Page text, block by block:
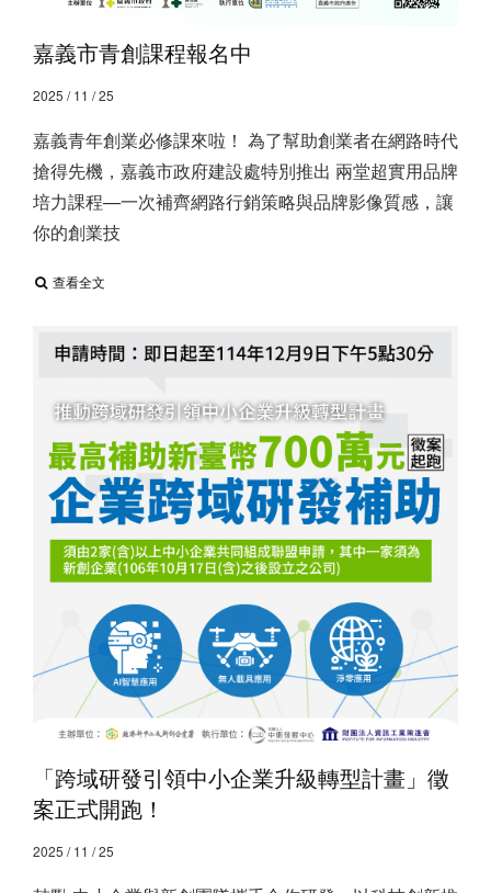
嘉義市青創課程報名中
2025 / 11 / 25
嘉義青年創業必修課來啦！ 為了幫助創業者在網路時代
搶得先機，嘉義市政府建設處特別推出 兩堂超實用品牌
培力課程—一次補齊網路行銷策略與品牌影像質感，讓
你的創業技
查看全文
「跨域研發引領中小企業升級轉型計畫」徵
案正式開跑！
2025 / 11 / 25